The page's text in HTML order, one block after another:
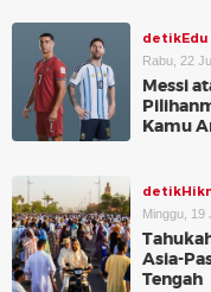
detikEdu
Rabu, 22
Messi
Kamu
Minggu, 19
Asia-
Tengah